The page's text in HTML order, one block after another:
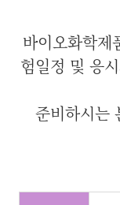
바이오화학제
험일정 및 응
준비하시는